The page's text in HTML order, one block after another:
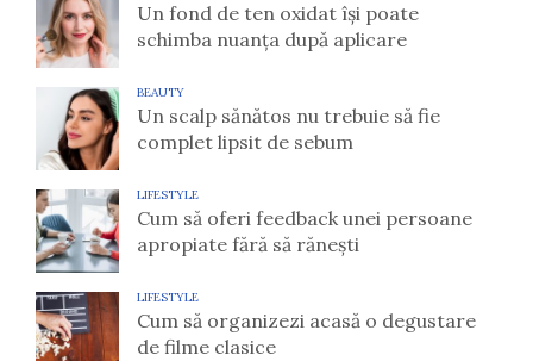
Un fond de ten oxidat își poate
schimba nuanța după aplicare
BEAUTY
Un scalp sănătos nu trebuie să fie
complet lipsit de sebum
LIFESTYLE
Cum să oferi feedback unei persoane
apropiate fără să rănești
LIFESTYLE
Cum să organizezi acasă o degustare
de filme clasice